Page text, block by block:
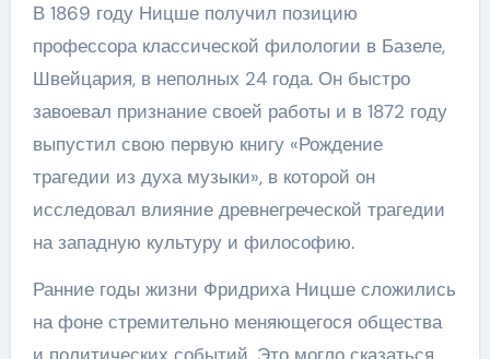
В 1869 году Ницше получил позицию
профессора классической филологии в Базеле,
Швейцария, в неполных 24 года. Он быстро
завоевал признание своей работы и в 1872 году
выпустил свою первую книгу «Рождение
трагедии из духа музыки», в которой он
исследовал влияние древнегреческой трагедии
на западную культуру и философию.
Ранние годы жизни Фридриха Ницше сложились
на фоне стремительно меняющегося общества